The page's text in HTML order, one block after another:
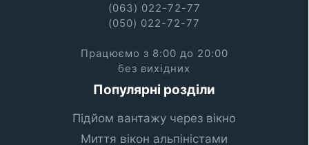
(063) 022-72-77
(050) 022-72-77
Працюємо з 8:00 до 20:00
без вихідних
Популярні розділи
Підйом вантажу через вікно
Миття вікон альпіністами